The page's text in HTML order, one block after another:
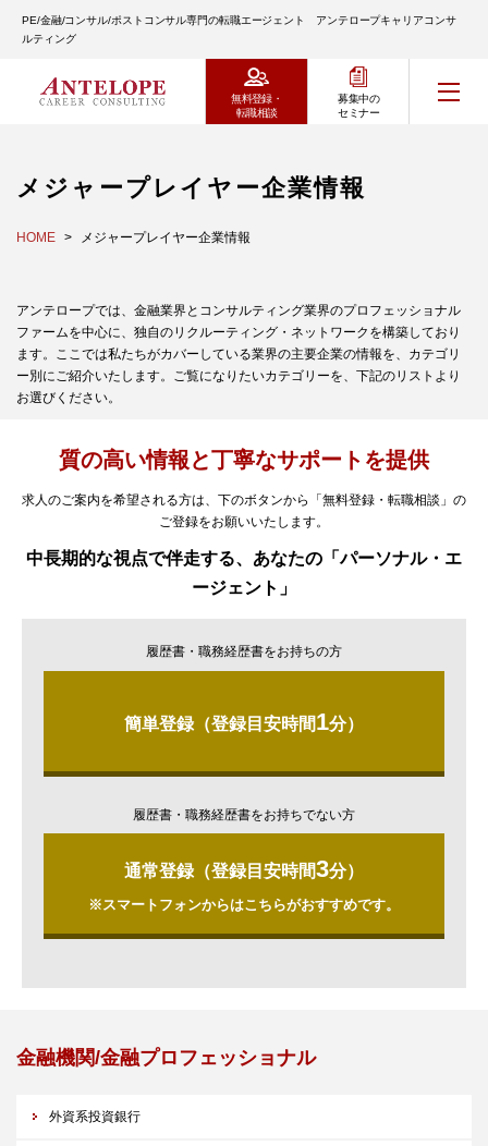
PE/金融/コンサル/ポストコンサル専門の転職エージェント アンテロープキャリアコンサ
ルティング
無料登録・
転職相談
募集中の
セミナー
メジャープレイヤー企業情報
HOME メジャープレイヤー企業情報
アンテロープでは、金融業界とコンサルティング業界のプロフェッショナル
ファームを中心に、独自のリクルーティング・ネットワークを構築しており
ます。ここでは私たちがカバーしている業界の主要企業の情報を、カテゴリ
ー別にご紹介いたします。ご覧になりたいカテゴリーを、下記のリストより
お選びください。
質の高い情報と丁寧なサポートを提供
求人のご案内を希望される方は、下のボタンから「無料登録・転職相談」の
ご登録をお願いいたします。
中長期的な視点で伴走する、あなたの「パーソナル・エ
ージェント」
履歴書・職務経歴書をお持ちの方
簡単登録（登録目安時間1分）
履歴書・職務経歴書をお持ちでない方
通常登録（登録目安時間3分）
※スマートフォンからはこちらがおすすめです。
金融機関/金融プロフェッショナル
外資系投資銀行